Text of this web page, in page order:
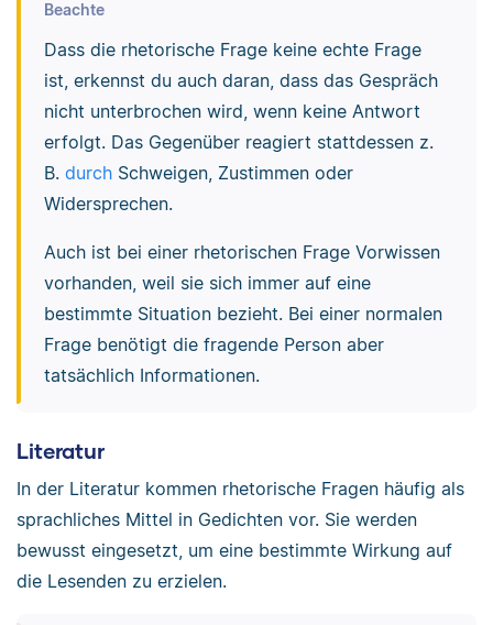
Beachte
Dass die rhetorische Frage keine echte Frage
ist, erkennst du auch daran, dass das Gespräch
nicht unterbrochen wird, wenn keine Antwort
erfolgt. Das Gegenüber reagiert stattdessen z.
B. durchSchweigen, Zustimmen oder
Widersprechen.
Auch ist bei einer rhetorischen Frage Vorwissen
vorhanden, weil sie sich immer auf eine
bestimmte Situation bezieht. Bei einer normalen
Frage benötigt die fragende Person aber
tatsächlich Informationen.
Literatur
In der Literatur kommen rhetorische Fragen häufig als
sprachliches Mittel in Gedichten vor. Sie werden
bewusst eingesetzt, um eine bestimmte Wirkung auf
die Lesenden zu erzielen.